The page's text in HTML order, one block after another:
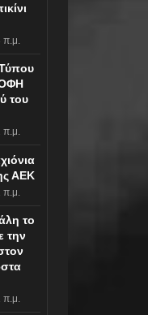
π.μ.
ΟΦΗ
του
π.μ.
ΑΕΚ
το
την
π.μ.